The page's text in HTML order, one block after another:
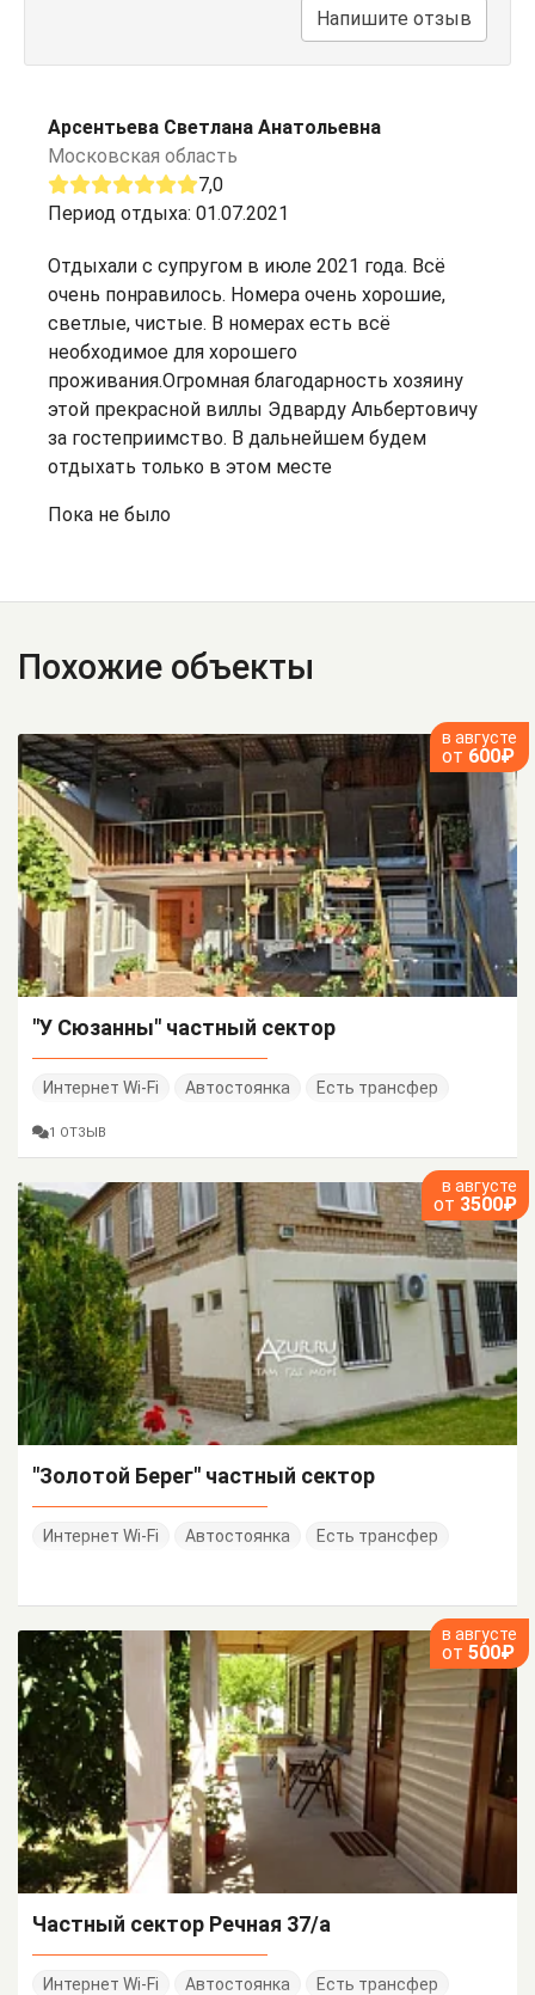
Напишите отзыв
Арсентьева Светлана Анатольевна
Московская область
7,0
Период отдыха: 01.07.2021
Отдыхали с супругом в июле 2021 года. Всё
очень понравилось. Номера очень хорошие,
светлые, чистые. В номерах есть всё
необходимое для хорошего
проживания.Огромная благодарность хозяину
этой прекрасной виллы Эдварду Альбертовичу
за гостеприимство. В дальнейшем будем
отдыхать только в этом месте
Пока не было
Похожие объекты
в августе
от 600₽
"У Сюзанны" частный сектор
Интернет Wi-Fi Автостоянка Есть трансфер
1 ОТЗЫВ
в августе
от 3500₽
"Золотой Берег" частный сектор
Интернет Wi-Fi Автостоянка Есть трансфер
в августе
от 500₽
Частный сектор Речная 37/а
Интернет Wi-Fi Автостоянка Есть трансфер